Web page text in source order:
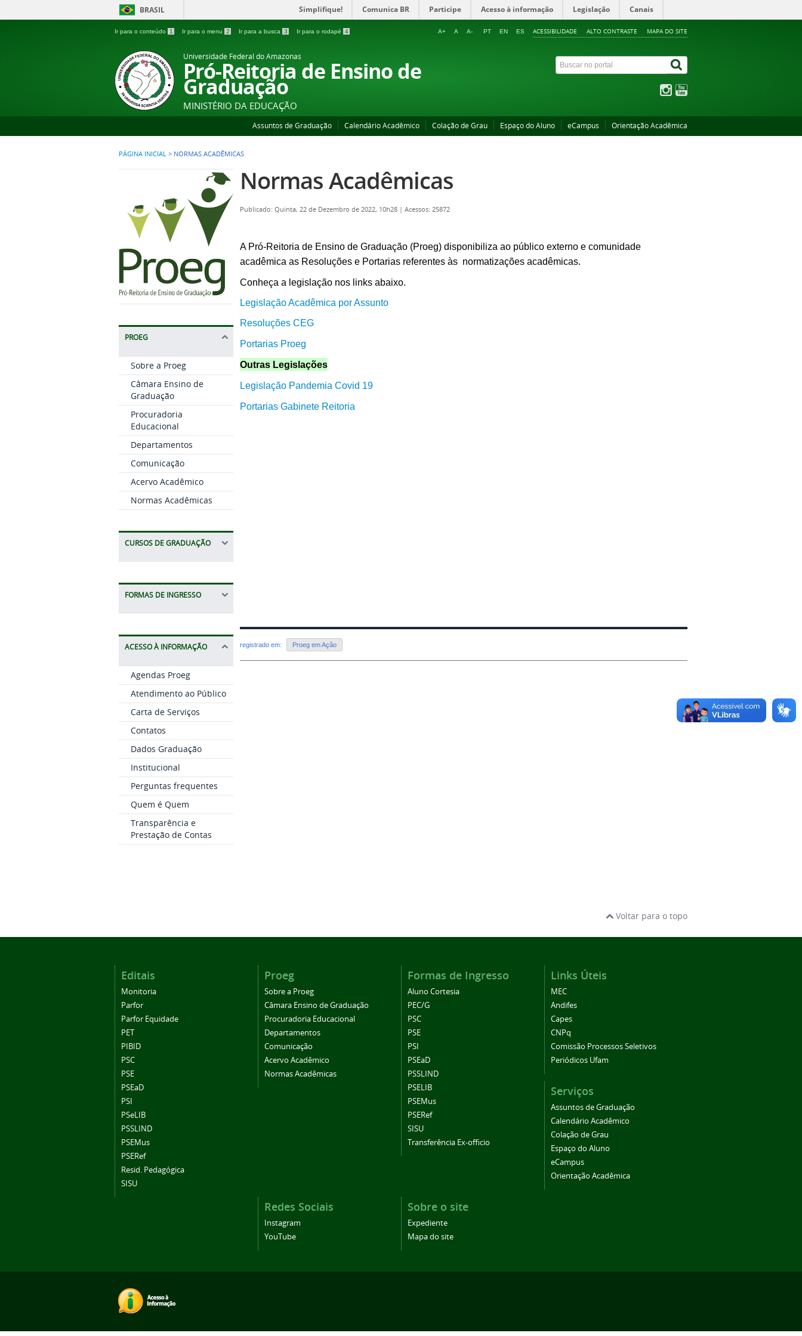
BRASIL Simplifique! Comunica BR Participe Acesso à informação Legislação Canais
Ir para o conteúdo 1 Ir para o menu 2 Ir para a busca 3 Ir para o rodapé 4 ACESSIBILIDADE ALTO CONTRASTE MAPA DO SITE
A+ A A- PT EN ES
Universidade Federal do Amazonas
Pró-Reitoria de Ensino de
Graduação
MINISTÉRIO DA EDUCAÇÃO
Assuntos de Graduação Calendário Acadêmico Colação de Grau Espaço do Aluno eCampus Orientação Acadêmica
PÁGINA INICIAL > NORMAS ACADÊMICAS
PROEG
Sobre a Proeg
Câmara Ensino de
Graduação
Procuradoria
Educacional
Departamentos
Comunicação
Acervo Acadêmico
Normas Acadêmicas
CURSOS DE GRADUAÇÃO
FORMAS DE INGRESSO
ACESSO À INFORMAÇÃO
Agendas Proeg
Atendimento ao Público
Carta de Serviços
Contatos
Dados Graduação
Institucional
Perguntas frequentes
Quem é Quem
Transparência e
Prestação de Contas
Normas Acadêmicas
Publicado: Quinta, 22 de Dezembro de 2022, 10h28 | Acessos: 25872
A Pró-Reitoria de Ensino de Graduação (Proeg) disponibiliza ao público externo e comunidade
acadêmica as Resoluções e Portarias referentes às normatizações acadêmicas.
Conheça a legislação nos links abaixo.
Legislação Acadêmica por Assunto
Resoluções CEG
Portarias Proeg
Outras Legislações
Legislação Pandemia Covid 19
Portarias Gabinete Reitoria
registrado em: Proeg em Ação
Voltar para o topo
Editais
Monitoria
Parfor
Parfor Equidade
PET
PIBID
PSC
PSE
PSEaD
PSI
PSeLIB
PSSLIND
PSEMus
PSERef
Resid. Pedagógica
SISU
Proeg
Sobre a Proeg
Câmara Ensino de Graduação
Procuradoria Educacional
Departamentos
Comunicação
Acervo Acadêmico
Normas Acadêmicas
Formas de Ingresso
Aluno Cortesia
PEC/G
PSC
PSE
PSI
PSEaD
PSSLIND
PSELIB
PSEMus
PSERef
SISU
Transferência Ex-officio
Links Úteis
MEC
Andifes
Capes
CNPq
Comissão Processos Seletivos
Periódicos Ufam
Serviços
Assuntos de Graduação
Calendário Acadêmico
Colação de Grau
Espaço do Aluno
eCampus
Orientação Acadêmica
Redes Sociais
Instagram
YouTube
Sobre o site
Expediente
Mapa do site